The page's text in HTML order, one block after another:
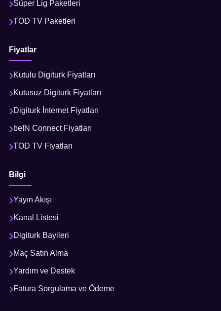
Süper Lig Paketleri
TOD TV Paketleri
Fiyatlar
Kutulu Digiturk Fiyatları
Kutusuz Digiturk Fiyatları
Digiturk İnternet Fiyatları
beIN Connect Fiyatları
TOD TV Fiyatları
Bilgi
Yayın Akışı
Kanal Listesi
Digiturk Bayileri
Maç Satın Alma
Yardım ve Destek
Fatura Sorgulama ve Ödeme